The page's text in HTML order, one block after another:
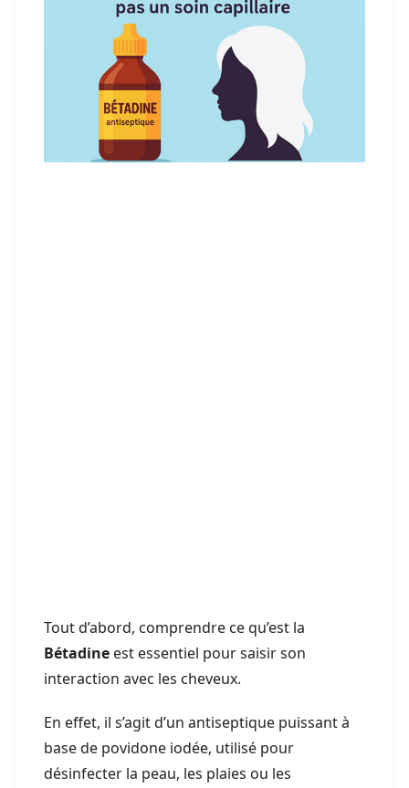
Tout d’abord, comprendre ce qu’est la
Bétadineest essentiel pour saisir son
interaction avec les cheveux.
En effet, il s’agit d’un antiseptique puissant à
base de povidone iodée, utilisé pour
désinfecter la peau, les plaies ou les